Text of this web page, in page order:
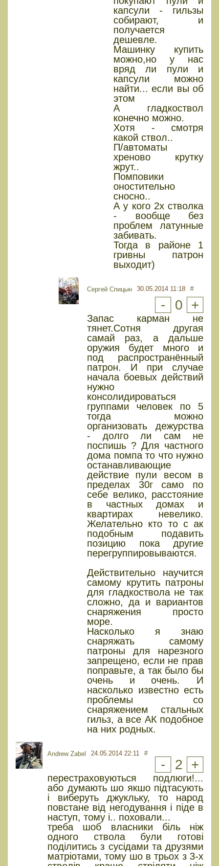
капсули - гильзы
собирают, и
получается
дешевле.
Машинку купить
можно,но у нас
вряд ли пули и
капсули можно
найти... если вы об
этом
А гладкоствол
конечно можно.
Хотя - смотря
какой ствол..
П/автоматы
хреново крутку
жрут..
Помповики
оностительно
сносно..
А у кого 2х стволка
- вообще без
проблем латунные
забивать.
Тогда в районе 1
гривны патрон
выходит)
Сергей Спицын 30.05.2014 11:18 #
- 0 +
Запас карман не
тянет.Сотня другая
самай раз, а дальше
оружия будет много и
под распространённый
патрон. И при случае
начала боевых действий
нужно
консолидироваться
группами человек по 5
тогда можно
организовать дежурства
- долго ли сам не
поспишь ? Для частного
дома помпа то что нужно
останавливающие
действие пули весом в
пределах 30г само по
себе велико, расстояние
в частных домах и
квартирах невелико.
Желательно кто то с ак
подобным подавить
позицию пока другие
перегруппировываются.
Действительно научится
самому крутить патроны
для гладкоствола не так
сложно, да и вариантов
снаряжения просто
море.
Насколько я знаю
снаряжать самому
патроны для нарезного
запрещено, если не прав
поправьте, а так было бы
очень и очень. И
насколько известно есть
проблемы со
снаряжением стальных
гильз, а все АК подобное
на них родных.
Andrew Zabel 24.05.2014 22:11 #
- 2 +
перестраховуються подлюги!...
або думають шо якшо підтасують
і виберуть джукльку, то народ
повстане від негодування і піде в
наступ, тому і.. поховали...
треба шоб власники біль ніж
одного ствола були готові
поділитись з сусідами та друзями
матріотами, тому шо в трьох з 3-х